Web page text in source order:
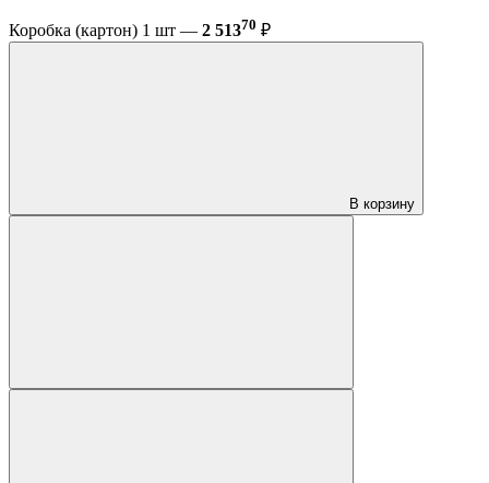
Коробка (картон) 1 шт — 2 51370 ₽
В корзину